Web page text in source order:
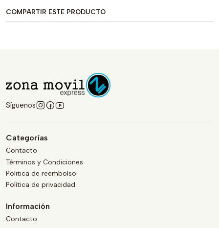
COMPARTIR ESTE PRODUCTO
Síguenos
Categorías
Contacto
Términos y Condiciones
Politica de reembolso
Política de privacidad
Información
Contacto